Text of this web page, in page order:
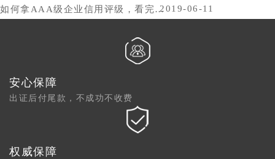
如何拿AAA级企业信用评级，看完你就懂了2019-06-11
安心保障
出证后付尾款，不成功不收费
权威保障